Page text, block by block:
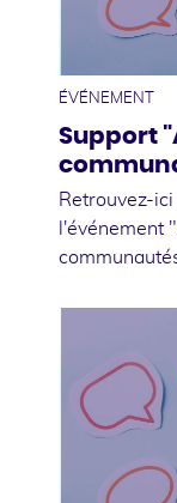
ÉVÉNEMENT
Support
Retrouvez-
l'événement